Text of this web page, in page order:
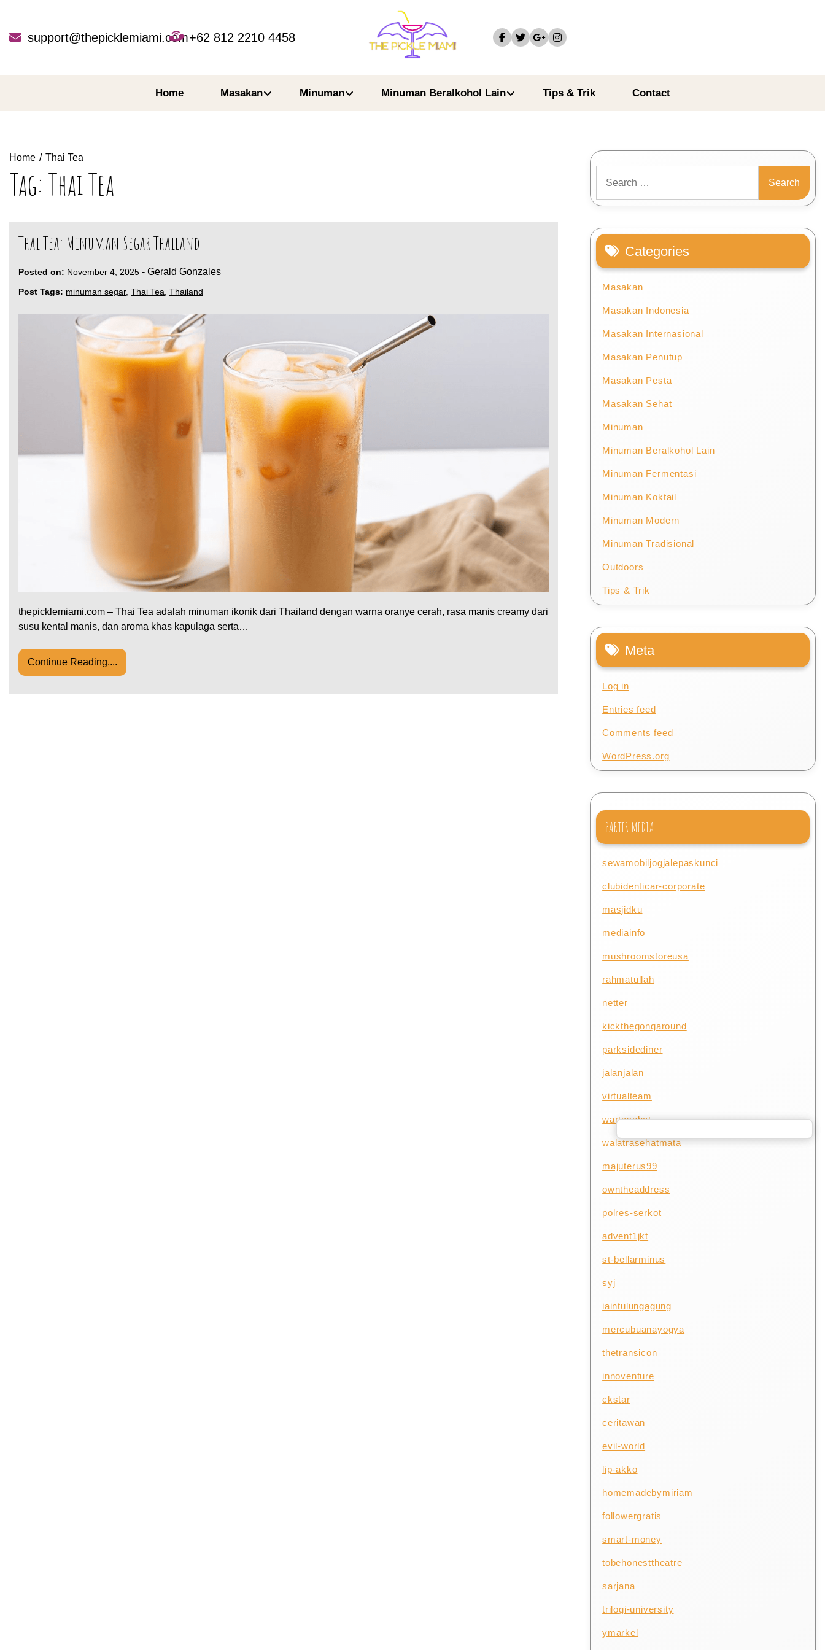
contentsupport@thepicklemiami.com+62 812 2210 4458
Home Masakan Minuman Minuman Beralkohol Lain Tips & Trik Contact
Home Thai Tea
Tag:Thai Tea
Thai Tea: Minuman Segar Thailand
Posted on: November 4, 2025 - Gerald Gonzales
Post Tags: minuman segar, Thai Tea, Thailand
thepicklemiami.com – Thai Tea adalah minuman ikonik dari Thailand dengan warna oranye cerah, rasa manis creamy dari
susu kental manis, dan aroma khas kapulaga serta…
Continue Reading....
for:
Categories
Masakan
Masakan Indonesia
Masakan Internasional
Masakan Penutup
Masakan Pesta
Masakan Sehat
Minuman
Minuman Beralkohol Lain
Minuman Fermentasi
Minuman Koktail
Minuman Modern
Minuman Tradisional
Outdoors
Tips & Trik
Meta
Log in
Entries feed
Comments feed
WordPress.org
PARTER MEDIA
sewamobiljogjalepaskunci
clubidenticar-corporate
masjidku
mediainfo
mushroomstoreusa
rahmatullah
netter
kickthegongaround
parksidediner
jalanjalan
virtualteam
wartasehat
walatrasehatmata
majuterus99
owntheaddress
polres-serkot
advent1jkt
st-bellarminus
syj
iaintulungagung
mercubuanayogya
thetransicon
innoventure
ckstar
ceritawan
evil-world
lip-akko
homemadebymiriam
followergratis
smart-money
tobehonesttheatre
sarjana
trilogi-university
ymarkel